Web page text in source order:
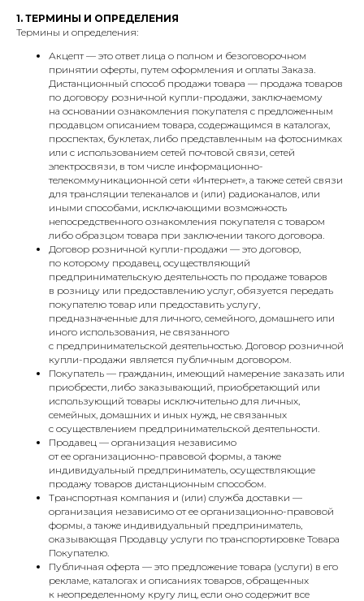
1. ТЕРМИНЫ И ОПРЕДЕЛЕНИЯ
Термины и определения:
Акцепт — это ответ лица о полном и безоговорочном
принятии оферты, путем оформления и оплаты Заказа.
Дистанционный способ продажи товара — продажа товаров
по договору розничной купли-продажи, заключаемому
на основании ознакомления покупателя с предложенным
продавцом описанием товара, содержащимся в каталогах,
проспектах, буклетах, либо представленным на фотоснимках
или с использованием сетей почтовой связи, сетей
электросвязи, в том числе информационно-
телекоммуникационной сети «Интернет», а также сетей связи
для трансляции телеканалов и (или) радиоканалов, или
иными способами, исключающими возможность
непосредственного ознакомления покупателя с товаром
либо образцом товара при заключении такого договора.
Договор розничной купли-продажи — это договор,
по которому продавец, осуществляющий
предпринимательскую деятельность по продаже товаров
в розницу или предоставлению услуг, обязуется передать
покупателю товар или предоставить услугу,
предназначенные для личного, семейного, домашнего или
иного использования, не связанного
с предпринимательской деятельностью. Договор розничной
купли-продажи является публичным договором.
Покупатель — гражданин, имеющий намерение заказать или
приобрести, либо заказывающий, приобретающий или
использующий товары исключительно для личных,
семейных, домашних и иных нужд, не связанных
с осуществлением предпринимательской деятельности.
Продавец — организация независимо
от ее организационно-правовой формы, а также
индивидуальный предприниматель, осуществляющие
продажу товаров дистанционным способом.
Транспортная компания и (или) служба доставки —
организация независимо от ее организационно-правовой
формы, а также индивидуальный предприниматель,
оказывающая Продавцу услуги по транспортировке Товара
Покупателю.
Публичная оферта — это предложение товара (услуги) в его
рекламе, каталогах и описаниях товаров, обращенных
к неопределенному кругу лиц, если оно содержит все